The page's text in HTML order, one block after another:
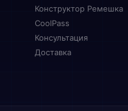
Конструктор Ремешка
CoolPass
Консультация
Доставка